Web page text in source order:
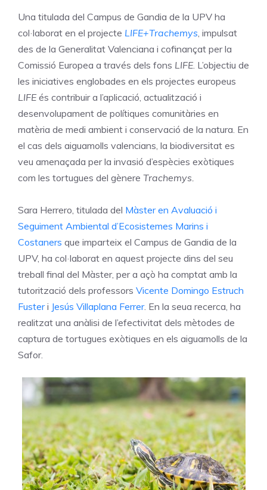
Una titulada del Campus de Gandia de la UPV ha
col·laborat en el projecte LIFE+Trachemys , impulsat
des de la Generalitat Valenciana i cofinançat per la
Comissió Europea a través dels fons LIFE. L’objectiu de
les iniciatives englobades en els projectes europeus
LIFEés contribuir a l’aplicació, actualització i
desenvolupament de polítiques comunitàries en
matèria de medi ambient i conservació de la natura. En
el cas dels aiguamolls valencians, la biodiversitat es
veu amenaçada per la invasió d’espècies exòtiques
com les tortugues del gènere Trachemys.
Sara Herrero, titulada del Màster en Avaluació i
Seguiment Ambiental d’Ecosistemes Marins i
Costaners que imparteix el Campus de Gandia de la
UPV, ha col·laborat en aquest projecte dins del seu
treball final del Màster, per a açò ha comptat amb la
tutorització dels professors Vicente Domingo Estruch
Fusteri Jesús Villaplana Ferrer. En la seua recerca, ha
realitzat una anàlisi de l’efectivitat dels mètodes de
captura de tortugues exòtiques en els aiguamolls de la
Safor.